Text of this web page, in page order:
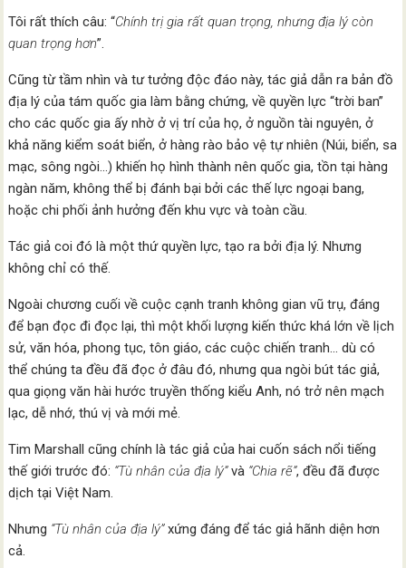
Tôi rất thích câu: “Chính trị gia rất quan trọng, nhưng địa lý còn
quan trọng hơn”.
Cũng từ tầm nhìn và tư tưởng độc đáo này, tác giả dẫn ra bản đồ
địa lý của tám quốc gia làm bằng chứng, về quyền lực “trời ban”
cho các quốc gia ấy nhờ ở vị trí của họ, ở nguồn tài nguyên, ở
khả năng kiểm soát biển, ở hàng rào bảo vệ tự nhiên (Núi, biển, sa
mạc, sông ngòi…) khiến họ hình thành nên quốc gia, tồn tại hàng
ngàn năm, không thể bị đánh bại bởi các thế lực ngoại bang,
hoặc chi phối ảnh hưởng đến khu vực và toàn cầu.
Tác giả coi đó là một thứ quyền lực, tạo ra bởi địa lý. Nhưng
không chỉ có thế.
Ngoài chương cuối về cuộc cạnh tranh không gian vũ trụ, đáng
để bạn đọc đi đọc lại, thì một khối lượng kiến thức khá lớn về lịch
sử, văn hóa, phong tục, tôn giáo, các cuộc chiến tranh… dù có
thể chúng ta đều đã đọc ở đâu đó, nhưng qua ngòi bút tác giả,
qua giọng văn hài hước truyền thống kiểu Anh, nó trở nên mạch
lạc, dễ nhớ, thú vị và mới mẻ.
Tim Marshall cũng chính là tác giả của hai cuốn sách nổi tiếng
thế giới trước đó: “Tù nhân của địa lý”và “Chia rẽ”, đều đã được
dịch tại Việt Nam.
Nhưng “Tù nhân của địa lý”xứng đáng để tác giả hãnh diện hơn
cả.